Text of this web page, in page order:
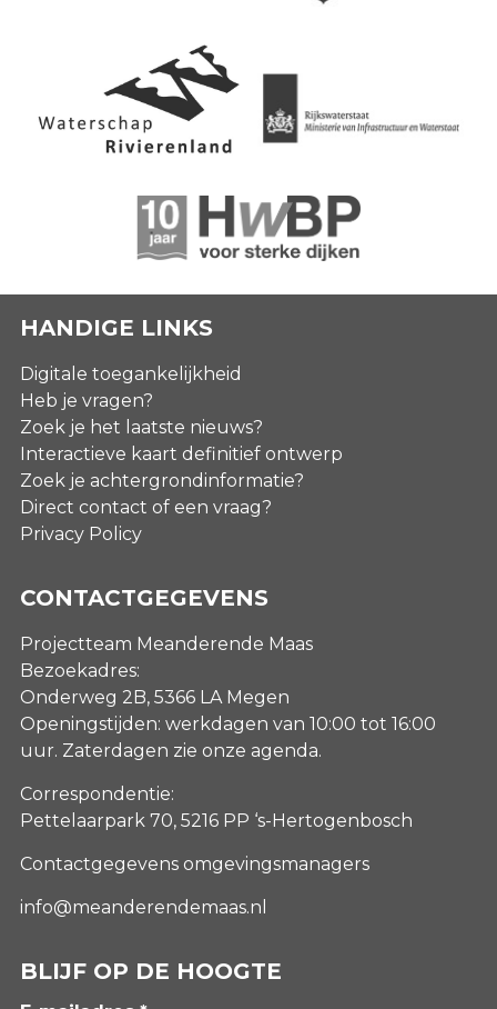
HANDIGE LINKS
Digitale toegankelijkheid
Heb je vragen?
Zoek je het laatste nieuws?
Interactieve kaart definitief ontwerp
Zoek je achtergrondinformatie?
Direct contact of een vraag?
Privacy Policy
CONTACTGEGEVENS
Projectteam Meanderende Maas
Bezoekadres:
Onderweg 2B, 5366 LA Megen
Openingstijden: werkdagen van 10:00 tot 16:00
uur. Zaterdagen zie onze agenda.
Correspondentie:
Pettelaarpark 70, 5216 PP ‘s-Hertogenbosch
Contactgegevens omgevingsmanagers
info@meanderendemaas.nl
BLIJF OP DE HOOGTE